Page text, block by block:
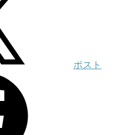
ポスト